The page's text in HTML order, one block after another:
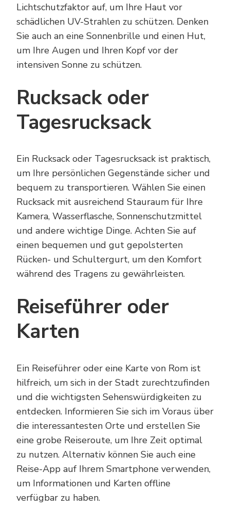
Lichtschutzfaktor auf, um Ihre Haut vor
schädlichen UV-Strahlen zu schützen. Denken
Sie auch an eine Sonnenbrille und einen Hut,
um Ihre Augen und Ihren Kopf vor der
intensiven Sonne zu schützen.
Rucksack oder
Tagesrucksack
Ein Rucksack oder Tagesrucksack ist praktisch,
um Ihre persönlichen Gegenstände sicher und
bequem zu transportieren. Wählen Sie einen
Rucksack mit ausreichend Stauraum für Ihre
Kamera, Wasserflasche, Sonnenschutzmittel
und andere wichtige Dinge. Achten Sie auf
einen bequemen und gut gepolsterten
Rücken- und Schultergurt, um den Komfort
während des Tragens zu gewährleisten.
Reiseführer oder
Karten
Ein Reiseführer oder eine Karte von Rom ist
hilfreich, um sich in der Stadt zurechtzufinden
und die wichtigsten Sehenswürdigkeiten zu
entdecken. Informieren Sie sich im Voraus über
die interessantesten Orte und erstellen Sie
eine grobe Reiseroute, um Ihre Zeit optimal
zu nutzen. Alternativ können Sie auch eine
Reise-App auf Ihrem Smartphone verwenden,
um Informationen und Karten offline
verfügbar zu haben.